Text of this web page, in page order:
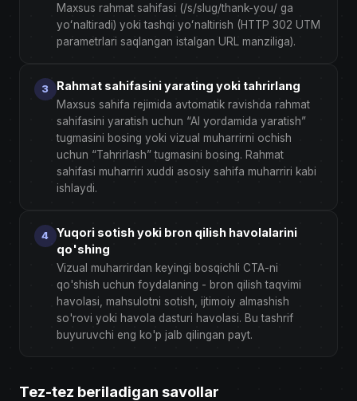
Maxsus rahmat sahifasi (/s/slug/thank-you/ ga
yoʻnaltiradi) yoki tashqi yoʻnaltirish (HTTP 302 UTM
parametrlari saqlangan istalgan URL manziliga).
Rahmat sahifasini yarating yoki tahrirlang
Maxsus sahifa rejimida avtomatik ravishda rahmat
sahifasini yaratish uchun “AI yordamida yaratish”
tugmasini bosing yoki vizual muharrirni ochish
uchun “Tahrirlash” tugmasini bosing. Rahmat
sahifasi muharriri xuddi asosiy sahifa muharriri kabi
ishlaydi.
Yuqori sotish yoki bron qilish havolalarini
qo'shing
Vizual muharrirdan keyingi bosqichli CTA-ni
qo'shish uchun foydalaning - bron qilish taqvimi
havolasi, mahsulotni sotish, ijtimoiy almashish
so'rovi yoki havola dasturi havolasi. Bu tashrif
buyuruvchi eng ko'p jalb qilingan payt.
Tez-tez beriladigan savollar